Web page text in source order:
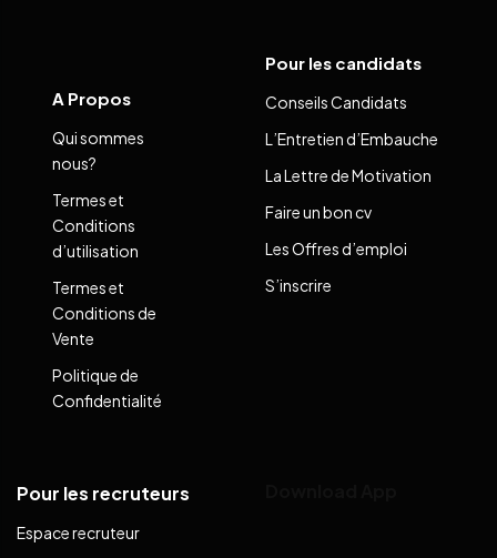
A Propos
Qui sommes
nous?
Termes et
Conditions
d’utilisation
Termes et
Conditions de
Vente
Politique de
Confidentialité
Pour les candidats
Conseils Candidats
L’Entretien d’Embauche
La Lettre de Motivation
Faire un bon cv
Les Offres d’emploi
S’inscrire
Pour les recruteurs
Espace recruteur